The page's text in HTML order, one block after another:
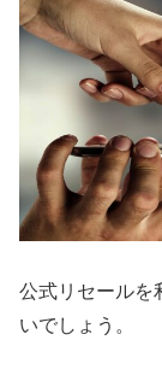
公式リセールを
いでしょう。